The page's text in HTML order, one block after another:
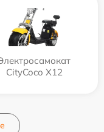
CityCoco X12